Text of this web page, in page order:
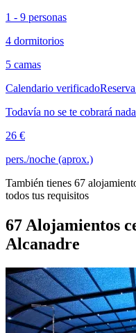
1 - 9 personas
4 dormitorios
5 camas
Calendario verificado
Todavía no se te cobrará
26 €
pers./noche (aprox.)
También tienes 67
todos tus requisitos
67 Alojamientos
Alcanadre